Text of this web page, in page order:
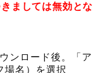
ましては無効とな
ンロード後。「ア
場名）を選択